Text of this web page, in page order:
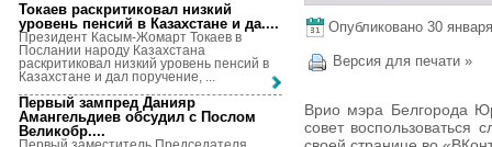
Опубликовано 30
Версия для печати »
Врио мэра Белгорода
совет воспользоваться
Токаев раскритиковал низкий
уровень пенсий в Казахстане и да....
Президент Касым-Жомарт Токаев в
Послании народу Казахстана
раскритиковал низкий уровень пенсий в
Казахстане и дал поручение, ...
Первый зампред Данияр
Амангельдиев обсудил с Послом
Великобр....